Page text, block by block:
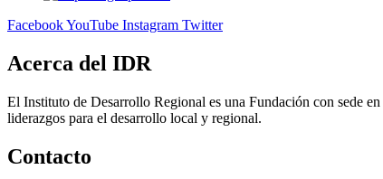
FacebookYouTube Instagram Twitter
Acerca del IDR
El Instituto de Desarrollo Regional es una Fundación con sede
liderazgos para el desarrollo local y regional.
Contacto